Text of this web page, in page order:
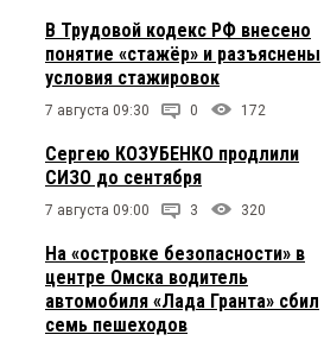
В Трудовой кодекс РФ внесено
понятие «стажёр» и разъяснены
условия стажировок
7 августа 09:30 0 172
Сергею КОЗУБЕНКО продлили
СИЗО до сентября
7 августа 09:00 3 320
На «островке безопасности» в
центре Омска водитель
автомобиля «Лада Гранта» сбил
семь пешеходов